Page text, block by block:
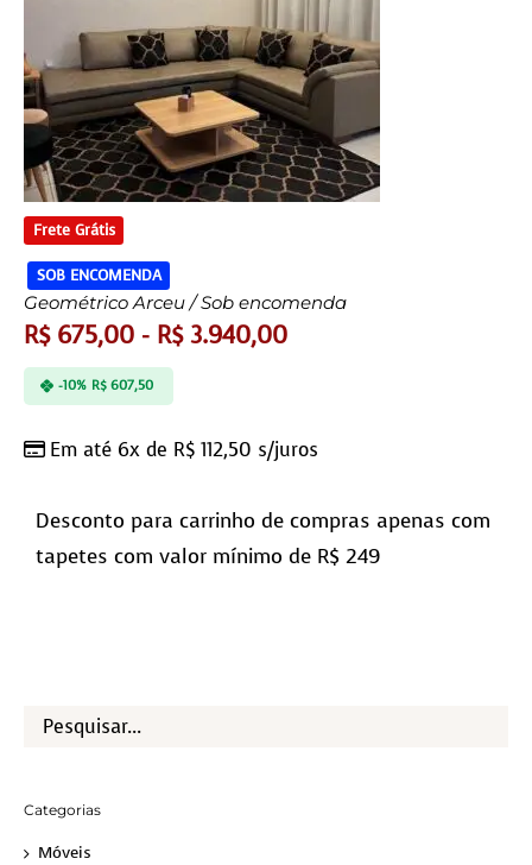
Frete Grátis
SOB ENCOMENDA
Geométrico Arceu / Sob encomenda
R$675,00 - R$3.940,00
Em até 6x de R$ 112,50 s/juros
-10% R$607,50
Desconto para carrinho de compras apenas com
tapetes com valor mínimo de R$ 249
Categorias
Móveis